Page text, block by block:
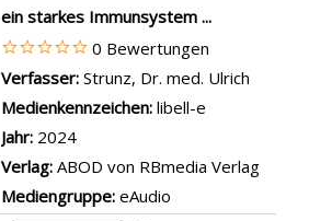
ein starkes Immunsystem ...
0 Bewertungen
Verfasser: Strunz, Dr. med. Ulrich
Medienkennzeichen: libell-e
Jahr: 2024
Verlag: ABOD von RBmedia Verlag
Mediengruppe: eAudio